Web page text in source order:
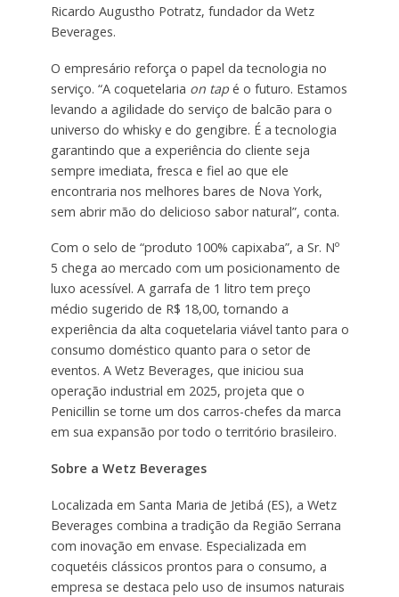
Ricardo Augustho Potratz, fundador da Wetz
Beverages.
O empresário reforça o papel da tecnologia no
serviço. “A coquetelaria on tapé o futuro. Estamos
levando a agilidade do serviço de balcão para o
universo do whisky e do gengibre. É a tecnologia
garantindo que a experiência do cliente seja
sempre imediata, fresca e fiel ao que ele
encontraria nos melhores bares de Nova York,
sem abrir mão do delicioso sabor natural”, conta.
Com o selo de “produto 100% capixaba”, a Sr. Nº
5 chega ao mercado com um posicionamento de
luxo acessível. A garrafa de 1 litro tem preço
médio sugerido de R$ 18,00, tornando a
experiência da alta coquetelaria viável tanto para o
consumo doméstico quanto para o setor de
eventos. A Wetz Beverages, que iniciou sua
operação industrial em 2025, projeta que o
Penicillin se torne um dos carros-chefes da marca
em sua expansão por todo o território brasileiro.
Sobre a Wetz Beverages
Localizada em Santa Maria de Jetibá (ES), a Wetz
Beverages combina a tradição da Região Serrana
com inovação em envase. Especializada em
coquetéis clássicos prontos para o consumo, a
empresa se destaca pelo uso de insumos naturais